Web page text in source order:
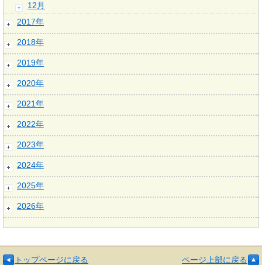
12月
2017年
2018年
2019年
2020年
2021年
2022年
2023年
2024年
2025年
2026年
トップページに戻る ページ上部に戻る